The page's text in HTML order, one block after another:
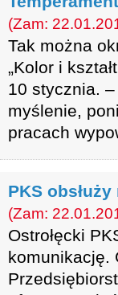
(Zam:
Tak można
„Kolor i
10 stycznia.
myślenie,
pracach
PKS
(Zam:
Ostrołęcki
komunikację.